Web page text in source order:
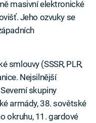
masivní elektronické
Jeho ozvuky se
smlouvy (SSSR, PLR,
Nejsilnější
skupiny
armády, 38. sovětské
okruhu, 11. gardové